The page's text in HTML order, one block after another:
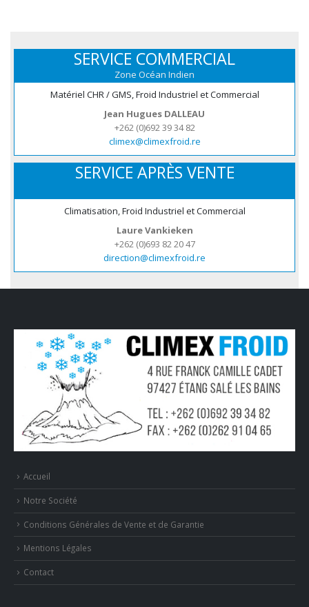
SERVICE COMMERCIAL
Zone Océan Indien
Matériel CHR / GMS, Froid Industriel et Commercial
Jean Hugues DALLEAU
+262 (0)692 39 34 82
climex@climexfroid.re
SERVICE APRÈS VENTE
Climatisation, Froid Industriel et Commercial
Laure Vankieken
+262 (0)693 82 20 47
direction@climexfroid.re
Accueil
Notre Société
Conditions Générales de Vente et de Garantie
Mentions Légales
Contact